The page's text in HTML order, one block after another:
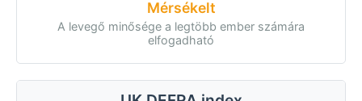
Mérsékelt
A levegő minősége a legtöbb ember számára
elfogadható